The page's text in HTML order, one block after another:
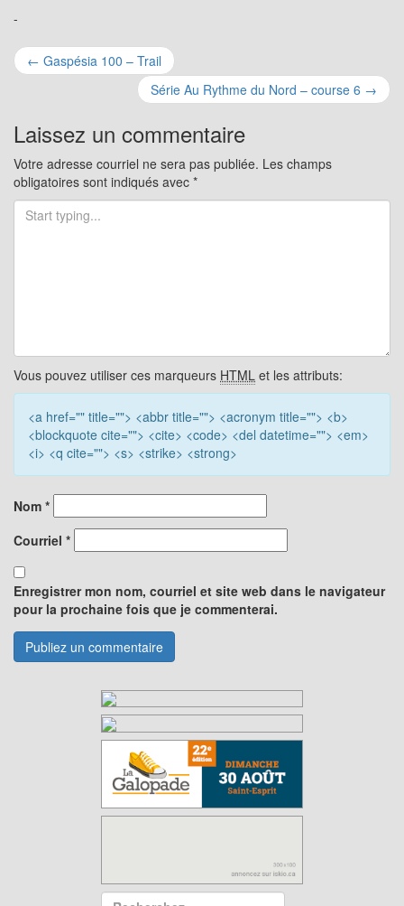
-
Navigation
les
articles
← Gaspésia 100 – Trail
Série Au Rythme du Nord – course 6 →
Laissez un commentaire
Votre adresse courriel ne sera pas publiée. Les champs
obligatoires sont indiqués avec *
Vous pouvez utiliser ces marqueurs HTML et les attributs:
<a href="" title=""> <abbr title=""> <acronym title=""> <b>
<blockquote cite=""> <cite> <code> <del datetime=""> <em>
<i> <q cite=""> <s> <strike> <strong>
Nom *
Courriel *
Enregistrer mon nom, courriel et site web dans le navigateur
pour la prochaine fois que je commenterai.